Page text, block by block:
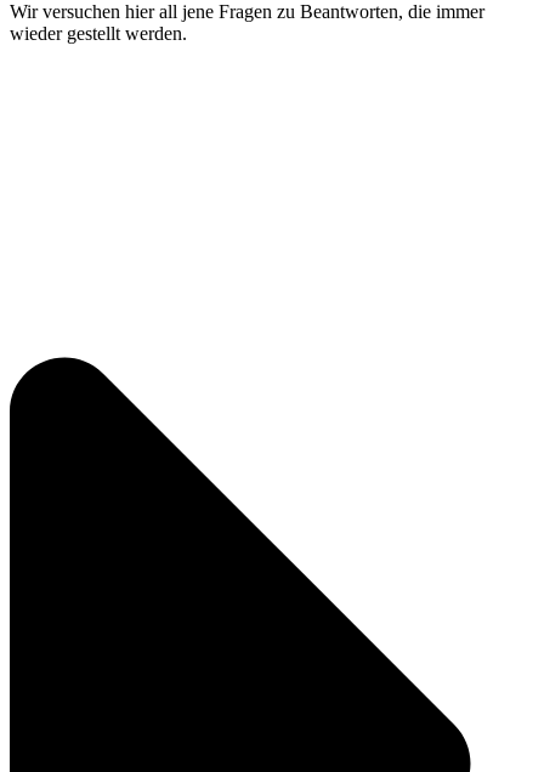
Wir versuchen hier all jene Fragen zu Beantworten, die immer
wieder gestellt werden.